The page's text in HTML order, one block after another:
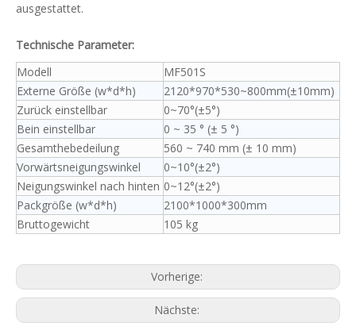
ausgestattet.
Technische Parameter:
Modell
MF501S
Externe Größe (w*d*h)
2120*970*530~800mm(±10mm)
Zurück einstellbar
0~70°(±5°)
Bein einstellbar
0 ~ 35 ° (± 5 °)
Gesamthebedeilung
560 ~ 740 mm (± 10 mm)
Vorwärtsneigungswinkel
0~10°(±2°)
Neigungswinkel nach hinten 0~12°(±2°)
Packgröße (w*d*h)
2100*1000*300mm
Bruttogewicht
105 kg
Vorherige:
Nächste: